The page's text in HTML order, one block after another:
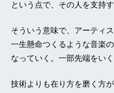
という点で、その人を支持
そういう意味で、アーティ
一生懸命つくるような音楽
なっていく。一部先端をい
技術よりも在り方を磨く方